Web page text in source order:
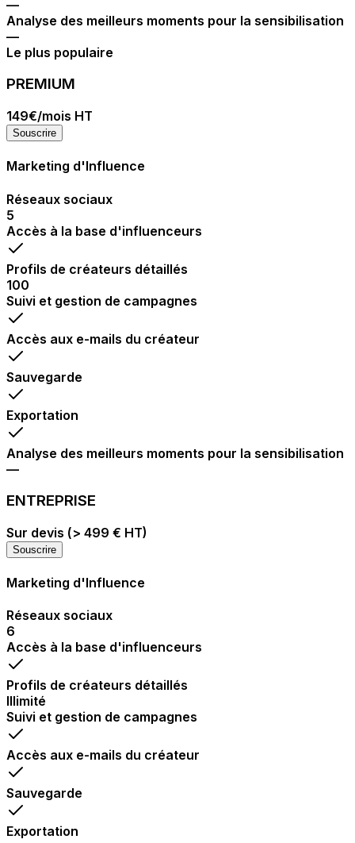
—
Analyse des meilleurs moments pour la sensibilisation
—
Le plus populaire
PREMIUM
149€/mois HT
Souscrire
Marketing d'Influence
Réseaux sociaux
5
Accès à la base d'influenceurs
Profils de créateurs détaillés
100
Suivi et gestion de campagnes
Accès aux e-mails du créateur
Sauvegarde
Exportation
Analyse des meilleurs moments pour la sensibilisation
—
ENTREPRISE
Sur devis (> 499 € HT)
Souscrire
Marketing d'Influence
Réseaux sociaux
6
Accès à la base d'influenceurs
Profils de créateurs détaillés
Illimité
Suivi et gestion de campagnes
Accès aux e-mails du créateur
Sauvegarde
Exportation